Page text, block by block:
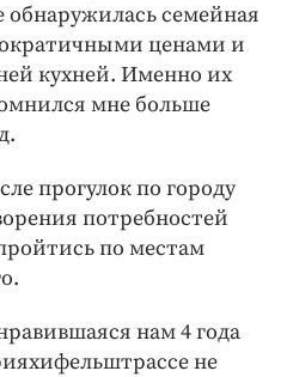
семейная
ценами и
кухней. Именно их
мне больше
прогулок по городу
потребностей
по местам
нам 4 года
не